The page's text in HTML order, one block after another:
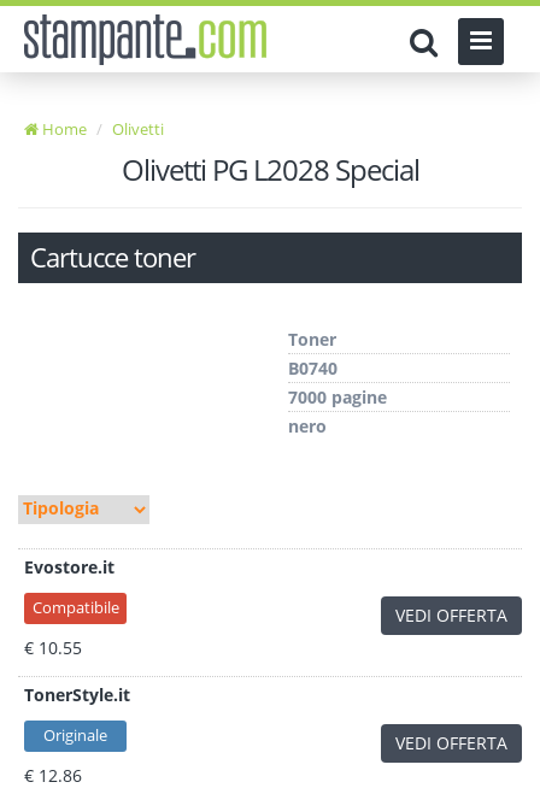
Home Olivetti
Olivetti PG L2028 Special
Cartucce toner
Toner
B0740
7000 pagine
nero
Evostore.it
Compatibile
€ 10.55
VEDI OFFERTA
TonerStyle.it
Originale
€ 12.86
VEDI OFFERTA